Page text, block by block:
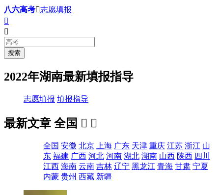
八六高考志愿填报


2022年湖南最新填报指导
志愿填报 填报指导
最新文章 全国  
全国 安徽 北京 上海 广东 天津 重庆 江苏 浙江 山
东 福建 广西 河北 河南 湖北 湖南 山西 陕西 四川
江西 海南 云南 吉林 辽宁 黑龙江 青海 甘肃 宁夏
内蒙 贵州 西藏 新疆